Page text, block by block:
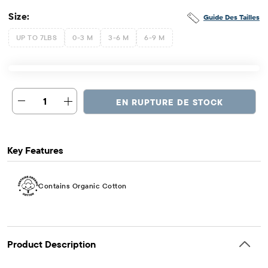
Guide Des Tailles
Size:
UP TO 7LBS 0-3 M 3-6 M 6-9 M
1 EN RUPTURE DE STOCK
Key Features
Contains Organic Cotton
Product Description